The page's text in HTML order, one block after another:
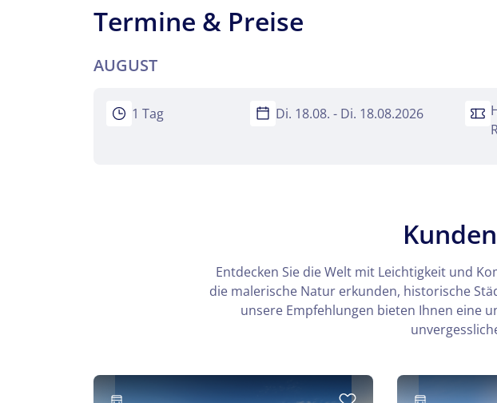
Teile diese Reise
per E-Mail senden
Termine & Preise
AUGUST
1 Tag Di. 18.08. - Di. 18.08.2026
Entdecken Sie die Welt mit Leichtigkeit und
die malerische Natur erkunden, historische
unsere Empfehlungen bieten Ihnen eine